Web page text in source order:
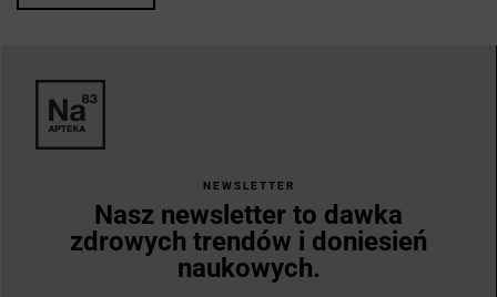
NEWSLETTER
Nasz newsletter to dawka
zdrowych trendów i doniesień
naukowych.